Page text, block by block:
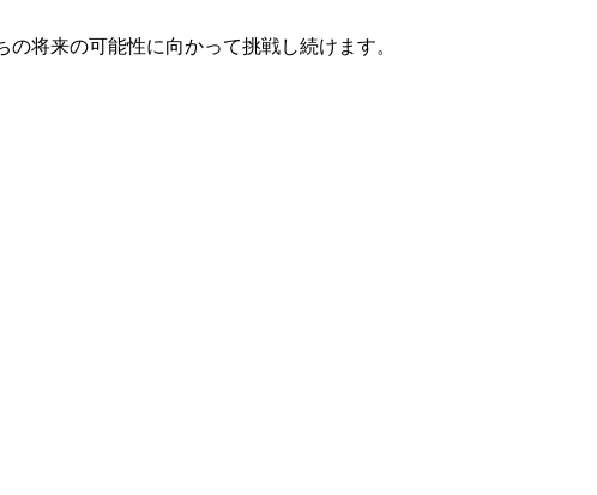
将来の可能性に向かって挑戦し続けます。